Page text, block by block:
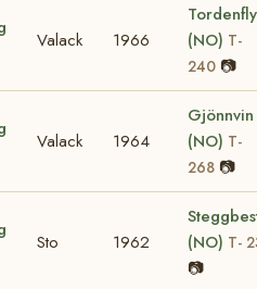
Valack 1966
Tordenfly
(NO) T-
240 📷
Valack 1964
Gjönnvin
(NO) T-
268 📷
Sto 1962
(NO) T-
📷